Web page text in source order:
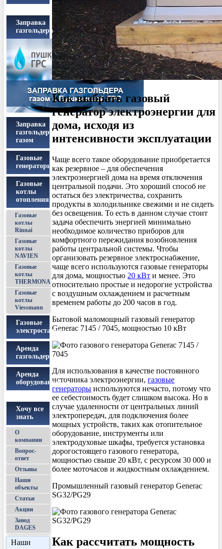
Заправка
газгольдера
Заправка
газгольдеров
газом
Газовые
генераторы
Газовые
котлы
отопления
Газовые
котлы
Rinnai
Газовые
котлы
NAVIEN
Газовые
котлы
THERMONA
Газовые
котлы
Viessmann
Газовые
электростанции
Аренда
газгольдера
Аренда
оборудования
Хочу все
знать
О
компании
Вопрос-
ответ
Отзывы
Наши
объекты
Статьи
Акции
Завод
DAGES
Наши
Как выбрать газовый
генератор электроэнергии для
дома, исходя из
интенсивности эксплуатации
Чаще всего такое оборудование приобретается
как резервное – для обеспечения
электроэнергией дома на время отключения
центральной подачи. Это хороший способ не
остаться без электричества, сохранить
продукты в холодильнике свежими и не сидеть
без освещения. То есть в данном случае стоит
задача обеспечить энергией минимально
необходимое количество приборов для
комфортного пережидания возобновления
работы центральной системы. Чтобы
организовать резервное электроснабжение,
чаще всего используются газовые генераторы
для дома, мощностью 20 кВт и менее. Это
относительно простые и недорогие устройства
с воздушным охлаждением и расчетным
временем работы до 200 часов в год.
Бытовой маломощный газовый генератор
Generac 7145 / 7045, мощностью 10 кВт
Для использования в качестве постоянного
источника электроэнергии,газовые
генераторы используются нечасто, потому что
ее себестоимость будет слишком высока. Но в
случае удаленности от центральных линий
электропередач, для подключения более
мощных устройств, таких как отопительное
оборудование, инструменты или
электродуховые шкафы, требуется установка
дорогостоящего газового генератора,
мощностью свыше 20 кВт, с ресурсом 30 000 и
более моточасов и жидкостным охлаждением.
Промышленный газовый генератор Generac
SG32/PG29
Как рассчитать мощность